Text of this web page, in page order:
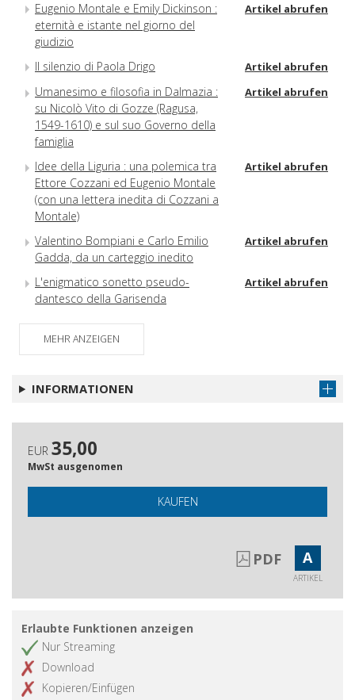
Eugenio Montale e Emily Dickinson :
eternità e istante nel giorno del
giudizio
Artikel abrufen
Il silenzio di Paola Drigo Artikel abrufen
Umanesimo e filosofia in Dalmazia :
su Nicolò Vito di Gozze (Ragusa,
1549-1610) e sul suo Governo della
famiglia
Artikel abrufen
Idee della Liguria : una polemica tra
Ettore Cozzani ed Eugenio Montale
(con una lettera inedita di Cozzani a
Montale)
Artikel abrufen
Valentino Bompiani e Carlo Emilio
Gadda, da un carteggio inedito
Artikel abrufen
L'enigmatico sonetto pseudo-
dantesco della Garisenda
Artikel abrufen
Sul grande semenzaio : qualche
proposta
MEHR ANZEIGEN
INFORMATIONEN
EUR 35,00
MwSt ausgenomen
KAUFEN
PDF A
ARTIKEL
Erlaubte Funktionen anzeigen
Nur Streaming
Download
Kopieren/Einfügen